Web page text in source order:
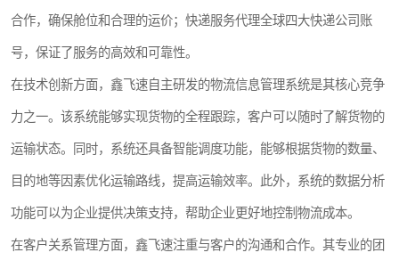
合作，确保舱位和合理的运价；快递服务代理全球四大快递公司账
号，保证了服务的高效和可靠性。
在技术创新方面，鑫飞速自主研发的物流信息管理系统是其核心竞争
力之一。该系统能够实现货物的全程跟踪，客户可以随时了解货物的
运输状态。同时，系统还具备智能调度功能，能够根据货物的数量、
目的地等因素优化运输路线，提高运输效率。此外，系统的数据分析
功能可以为企业提供决策支持，帮助企业更好地控制物流成本。
在客户关系管理方面，鑫飞速注重与客户的沟通和合作。其专业的团